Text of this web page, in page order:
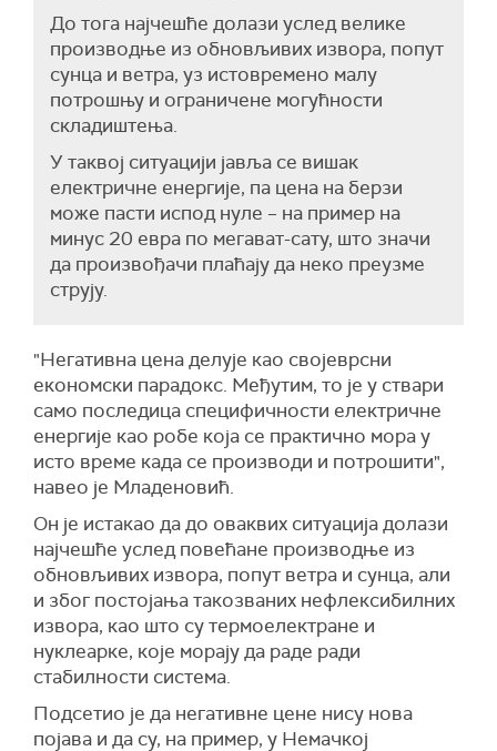
До тога најчешће долази услед велике
производње из обновљивих извора, попут
сунца и ветра, уз истовремено малу
потрошњу и ограничене могућности
складиштења.
У таквој ситуацији јавља се вишак
електричне енергије, па цена на берзи
може пасти испод нуле – на пример на
минус 20 евра по мегават-сату, што значи
да произвођачи плаћају да неко преузме
струју.
"Негативна цена делује као својеврсни
економски парадокс. Међутим, то је у ствари
само последица специфичности електричне
енергије као робе која се практично мора у
исто време када се производи и потрошити",
навео је Младеновић.
Он је истакао да до оваквих ситуација долази
најчешће услед повећане производње из
обновљивих извора, попут ветра и сунца, али
и због постојања такозваних нефлексибилних
извора, као што су термоелектране и
нуклеарке, које морају да раде ради
стабилности система.
Подсетио је да негативне цене нису нова
појава и да су, на пример, у Немачкој